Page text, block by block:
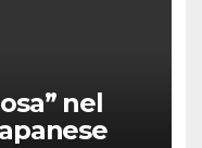
nel